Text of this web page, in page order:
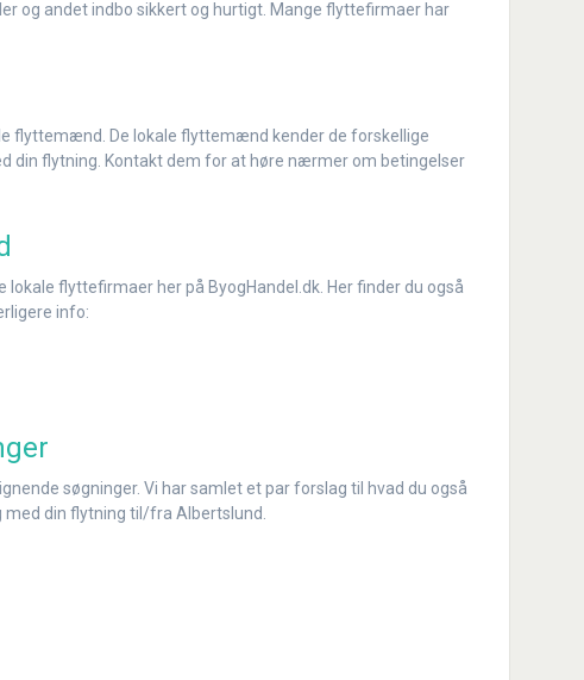
og andet indbo sikkert og hurtigt. Mange flyttefirmaer har
flyttemænd. De lokale flyttemænd kender de forskellige
din flytning. Kontakt dem for at høre nærmer om betingelser
flyttefirmaer her på ByogHandel.dk. Her finder du også
info:
søgninger. Vi har samlet et par forslag til hvad du også
din flytning til/fra Albertslund.